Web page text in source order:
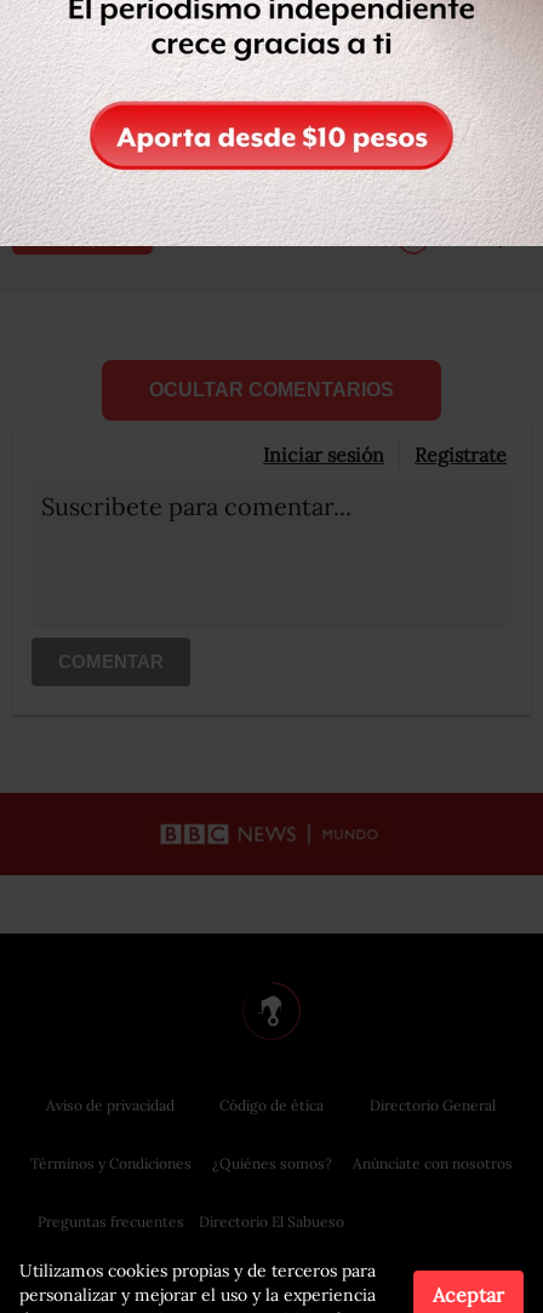
El vicepresidente de la Canainpa explicó que los grandes
capitales están generando expectativas o una falsa
escasez de producto, situación que genera un alza en los
precios y que no depende de los productores nacionales.
Compartir Leer después
OCULTAR COMENTARIOS
Iniciar sesión Registrate
Suscribete para comentar...
COMENTAR
Utilizamos cookies propias y de terceros para
personalizar y mejorar el uso y la experiencia
Aceptar
Aviso de privacidad
Términos y Condiciones
Preguntas frecuentes
Código de ética
¿Quiénes somos?
Directorio El Sabueso
Directorio General
Anúnciate con nosotros